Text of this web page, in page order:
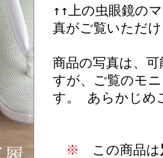
↑↑上の虫眼鏡の
真がご覧いただ
商品の写真は、
すが、ご覧のモ
す。 あらかじめ
※ この商品は